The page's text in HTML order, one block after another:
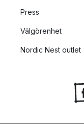
Press
Välgörenhet
Nordic Nest outlet